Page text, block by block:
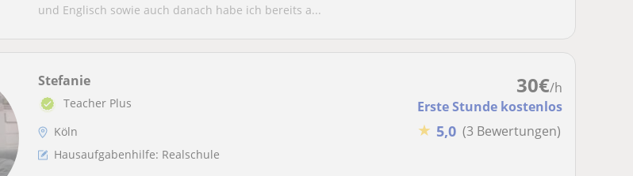
und Englisch sowie auch danach habe ich bereits a...
30€/h
Erste Stunde kostenlos
★ 5,0 (3 Bewertungen)
Stefanie
Teacher Plus
Köln
Hausaufgabenhilfe: Realschule